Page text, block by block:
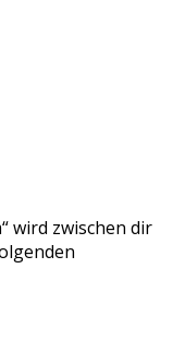
wird zwischen dir